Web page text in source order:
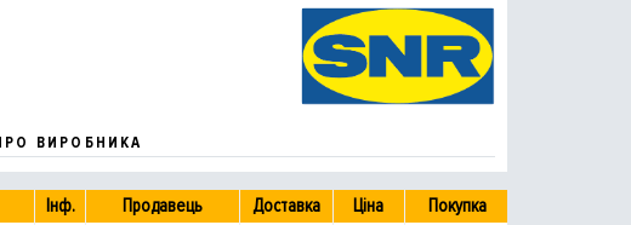
ВИРОБНИКА
Інф. Продавець Доставка Ціна Покупка